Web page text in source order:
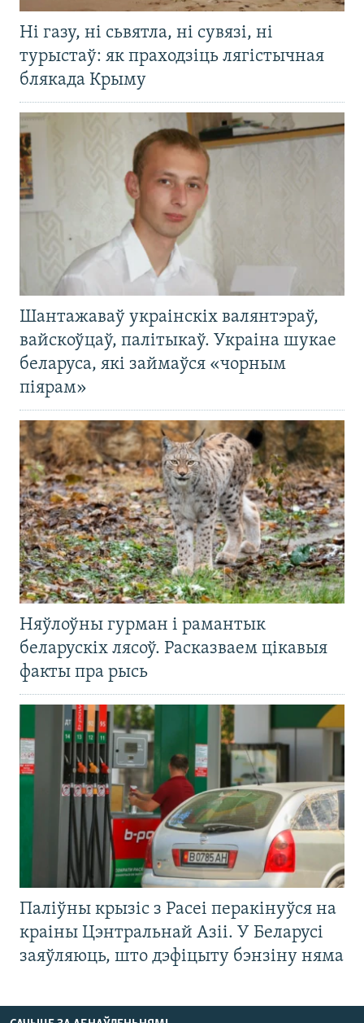
Ні газу, ні сьвятла, ні сувязі, ні
турыстаў: як праходзіць лягістычная
блякада Крыму
Шантажаваў украінскіх валянтэраў,
вайскоўцаў, палітыкаў. Украіна шукае
беларуса, які займаўся «чорным
піярам»
Няўлоўны гурман і рамантык
беларускіх лясоў. Расказваем цікавыя
факты пра рысь
Паліўны крызіс з Расеі перакінуўся на
краіны Цэнтральнай Азіі. У Беларусі
заяўляюць, што дэфіцыту бэнзіну няма